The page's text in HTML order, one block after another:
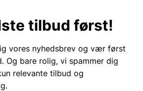
tilbud først!
vores nyhedsbrev og vær først
Og bare rolig, vi spammer dig
relevante tilbud og